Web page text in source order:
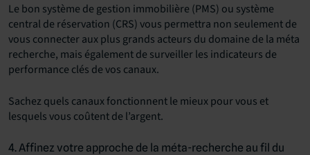
Le bon système de gestion immobilière (PMS) ou système
central de réservation (CRS) vous permettra non seulement de
vous connecter aux plus grands acteurs du domaine de la méta
recherche, mais également de surveiller les indicateurs de
performance clés de vos canaux.
Sachez quels canaux fonctionnent le mieux pour vous et
lesquels vous coûtent de l’argent.
4. Affinez votre approche de la méta-recherche au fil du